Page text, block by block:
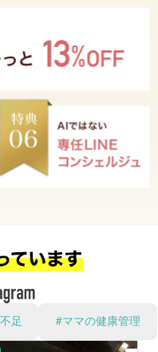
足 #ママの健康管理